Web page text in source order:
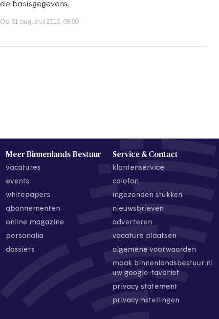
de basisgegevens.
Op 31 augustus 2010, 08:00
Meer Binnenlands Bestuur
vacatures
events
whitepapers
abonnementen
online magazine
personalia
dossiers
Service & Contact
klantenservice
colofon
ingezonden stukken
nieuwsbrieven
adverteren
vacature plaatsen
algemene voorwaarden
maak binnenlandsbestuur.nl
uw google-favoriet
privacy statement
privacyinstellingen